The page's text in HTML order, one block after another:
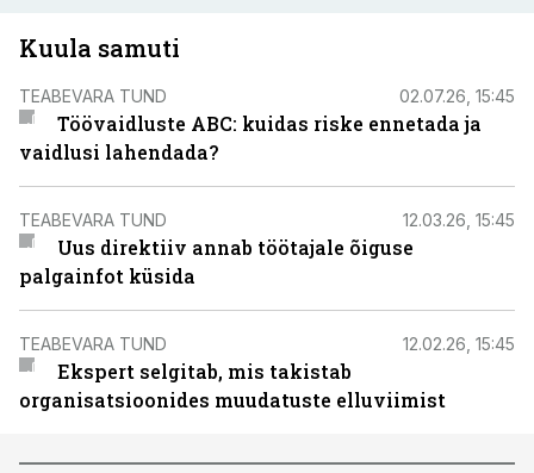
Kuula samuti
TEABEVARA TUND 02.07.26, 15:45
Töövaidluste ABC: kuidas riske ennetada ja
vaidlusi lahendada?
TEABEVARA TUND 12.03.26, 15:45
Uus direktiiv annab töötajale õiguse
palgainfot küsida
TEABEVARA TUND 12.02.26, 15:45
Ekspert selgitab, mis takistab
organisatsioonides muudatuste elluviimist